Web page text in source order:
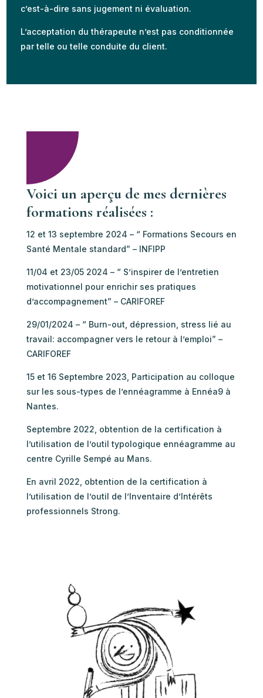
c’est-à-dire sans jugement ni évaluation.
L’acceptation du thérapeute n’est pas conditionnée
par telle ou telle conduite du client.
Voici un aperçu de mes dernières
formations réalisées :
12 et 13 septembre 2024 – “ Formations Secours en
Santé Mentale standard” – INFIPP
11/04 et 23/05 2024 – “ S’inspirer de l’entretien
motivationnel pour enrichir ses pratiques
d’accompagnement” – CARIFOREF
29/01/2024 – “ Burn-out, dépression, stress lié au
travail: accompagner vers le retour à l’emploi” –
CARIFOREF
15 et 16 Septembre 2023, Participation au colloque
sur les sous-types de l’ennéagramme à Ennéa9 à
Nantes.
Septembre 2022, obtention de la certification à
l’utilisation de l’outil typologique ennéagramme au
centre Cyrille Sempé au Mans.
En avril 2022, obtention de la certification à
l’utilisation de l’outil de l’Inventaire d’Intérêts
professionnels Strong.